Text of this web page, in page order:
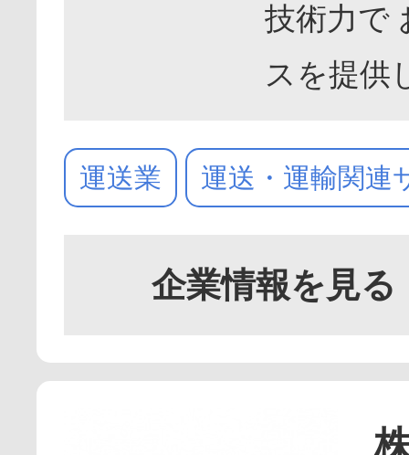
技術力で
スを提供
運送業 運送・運輸関連
企業情報を見る